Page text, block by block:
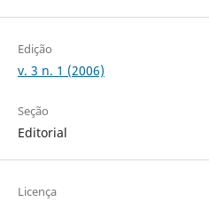
Edição
v. 3 n. 1 (2006)
Seção
Editorial
Licença